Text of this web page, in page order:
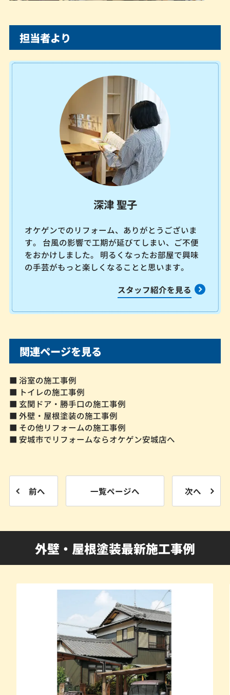
担当者より
深津 聖子
オケゲンでのリフォーム、ありがとうございま
す。 台風の影響で工期が延びてしまい、ご不便
をおかけしました。 明るくなったお部屋で興味
の手芸がもっと楽しくなることと思います。
スタッフ紹介を見る
関連ページを見る
■ 浴室の施工事例
■ トイレの施工事例
■ 玄関ドア・勝手口の施工事例
■ 外壁・屋根塗装の施工事例
■ その他リフォームの施工事例
■ 安城市でリフォームならオケゲン安城店へ
前へ 一覧ページへ 次へ
外壁・屋根塗装最新施工事例